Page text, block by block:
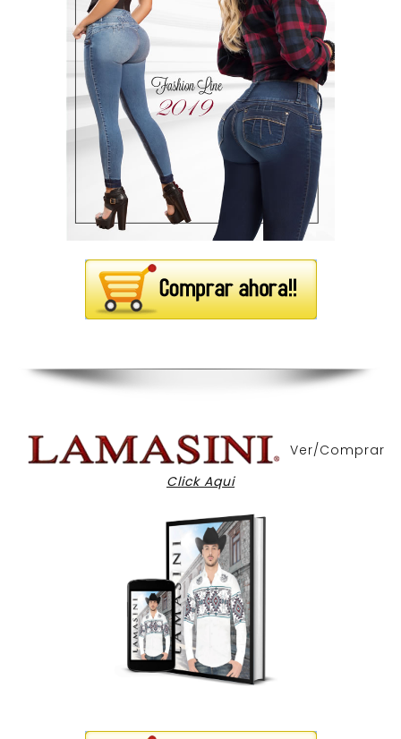
Ver/Comprar
Click Aqui